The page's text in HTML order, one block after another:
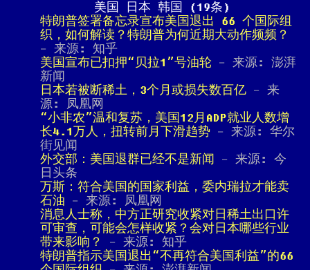
美国 日本 韩国 (19条)
特朗普签署备忘录宣布美国退出 66 个国际组
织，如何解读？特朗普为何近期大动作频频？
- 来源: 知乎
美国宣布已扣押“贝拉1”号油轮 - 来源: 澎湃
新闻
日本若被断稀土，3个月或损失数百亿 - 来
源: 凤凰网
“小非农”温和复苏，美国12月ADP就业人数增
长4.1万人，扭转前月下滑趋势 - 来源: 华尔
街见闻
外交部：美国退群已经不是新闻
- 来源: 今
日头条
万斯：符合美国的国家利益，委内瑞拉才能卖
石油 - 来源: 凤凰网
消息人士称，中方正研究收紧对日稀土出口许
可审查，可能会怎样收紧？会对日本哪些行业
带来影响？
- 来源: 知乎
特朗普指示美国退出“不再符合美国利益”的66